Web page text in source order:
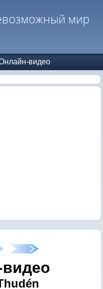
мир
видео